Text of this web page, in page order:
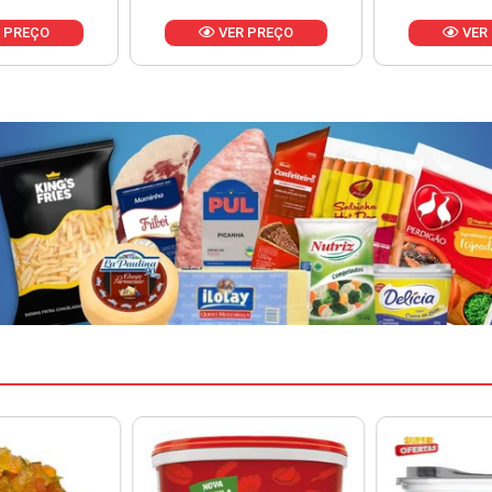
PREÇO VER PREÇO VER